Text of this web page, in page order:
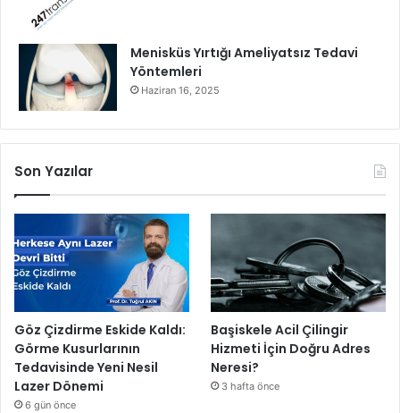
p
ı
Menisküs Yırtığı Ameliyatsız Tedavi
Yöntemleri
Haziran 16, 2025
Son Yazılar
Göz Çizdirme Eskide Kaldı:
Görme Kusurlarının
Tedavisinde Yeni Nesil
Lazer Dönemi
6 gün önce
Başiskele Acil Çilingir
Hizmeti İçin Doğru Adres
Neresi?
3 hafta önce